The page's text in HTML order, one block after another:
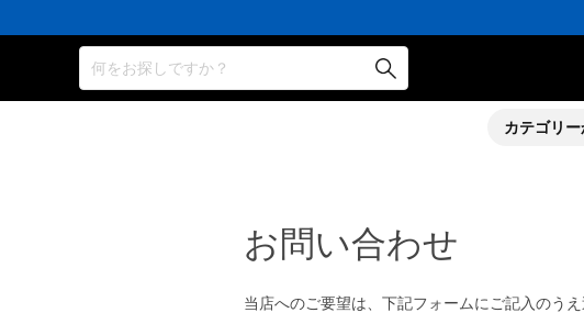
会
会
何をお探しですか？
カテゴリ
お問い合わせ
当店へのご要望は、下記フォームにご記入のうえ